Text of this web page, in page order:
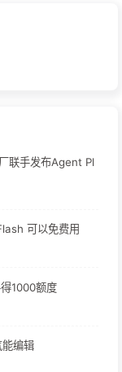
联手发布Agent Pl
可以免费用
1000额度
编辑